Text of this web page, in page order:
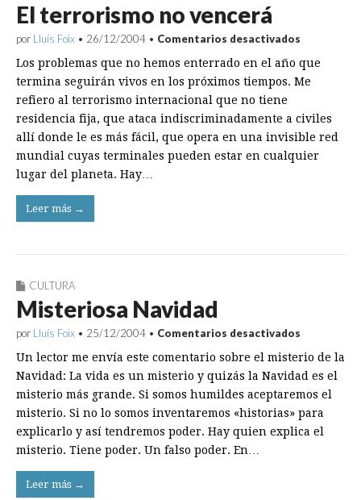
El terrorismo no vencerá
por Lluís Foix • 26/12/2004 • Comentarios desactivados
terrorismo
no
vencerá
Los problemas que no hemos enterrado en el año que
termina seguirán vivos en los próximos tiempos. Me
refiero al terrorismo internacional que no tiene
residencia fija, que ataca indiscriminadamente a civiles
allí donde le es más fácil, que opera en una invisible red
mundial cuyas terminales pueden estar en cualquier
lugar del planeta. Hay…
Leer más →
CULTURA
Misteriosa Navidad
por Lluís Foix • 25/12/2004 • Comentarios desactivados
Navidad
Un lector me envía este comentario sobre el misterio de la
Navidad: La vida es un misterio y quizás la Navidad es el
misterio más grande. Si somos humildes aceptaremos el
misterio. Si no lo somos inventaremos «historias» para
explicarlo y así tendremos poder. Hay quien explica el
misterio. Tiene poder. Un falso poder. En…
Leer más →